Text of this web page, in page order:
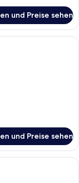
und Preise sehen
mit Sofa, Hocker,
und Preise sehen
mit Sofa, Hocker,